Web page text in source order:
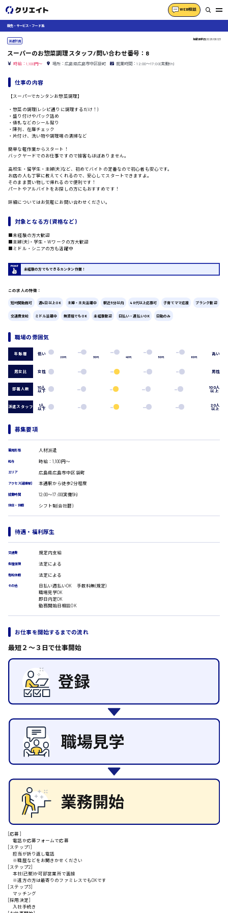
WEB相談
製造・軽作業・物流系
検品・包装・箱詰め
フォークリフト
介護・医療系
介護職
看護助手
看護師
オフィスワーク系
貿易事務
データ入力
コールセンターオペレーター
総務事務
DTPオペレーター
校正・編集
システムエンジニア
プログラマー
カスタマーエンジニア
販売・サービス・フード系
洗い場
営業
ラウンダー営業
ルート営業
その他の専門職
施設管理・整備
自動車整備士
配送・ドライバー
広島市中区
広島市西区
広島市安佐北区
呉市
東広島市
安芸高田市
山県郡
安芸太田町
安芸郡
時給1200円～
時給1500円以上
時給制すべて
日給8000円～
日給10000円以上
販売・サービス・フード系
派遣社員 掲載更新日2026/06/23
スーパーのお惣菜調理スタッフ/問い合わせ番号：8
時給：1,100円～ 場所：広島県広島市中区袋町 就業時間：12:00〜17:00(実働5h)
仕事の内容
【スーパーでカンタンお惣菜調理】
・惣菜の調理(レシピ通りに調理するだけ！)
・盛り付けやパック詰め
・値札などのシール貼り
・陳列、在庫チェック
・片付け、洗い物や調理場の清掃など
簡単な軽作業からスタート！
バックヤードでのお仕事ですので接客もほぼありません。
高校生・留学生・主婦(夫)など、初めてバイトの定番なので初心者も安心です。
お店の人も丁寧に教えてくれるので、安心してスタートできますよ。
そのまま買い物して帰れるので便利です！
パートやアルバイトをお探しの方にもおすすめです！
詳細についてはお気軽にお問い合わせください。
対象となる方 (資格など)
■未経験の方大歓迎
■主婦(夫)・学生・Wワークの方大歓迎
■ミドル・シニアの方も活躍中
未経験の方でもできるカンタン作業！
この求人の特徴：
短時間勤務可 週4日以上OK 主婦・主夫活躍中 駅近5分以内 40代以上応募可 子育てママ応援 ブランク歓迎
交通費支給 ミドル活躍中 無資格でもOK 未経験歓迎 日払い・週払いOK 日勤のみ
職場の雰囲気
年齢層 低い
20代 30代 40代 50代 60代
高い
男女比 女性 男性
部署人数 10人
以下
100人
以上
派遣スタッフ 1人
以下
20人
以上
募集要項
雇用形態 人材派遣
給与 時給：1,100円～
エリア 広島県広島市中区袋町
アクセス(最寄駅) 本通駅から徒歩2分程度
就業時間 12:00〜17:00(実働5h)
休日・休暇 シフト制(会社暦)
待遇・福利厚生
交通費 規定内支給
各種保険 法定による
有給休暇 法定による
その他
日払い週払いOK 手数料無(規定)
職場見学OK
即日内定OK
勤務開始日相談OK
お仕事を開始するまでの流れ
最短２〜３日で仕事開始
[応募]
電話か応募フォームで応募
[ステップ1]
担当が折り返し電話
※職歴などをお聞きかせください
[ステップ2]
本社(己斐)か可部営業所で面接
※遠方の方は最寄りのファミレスでもOKです
[ステップ3]
マッチング
[採用決定]
入社手続き